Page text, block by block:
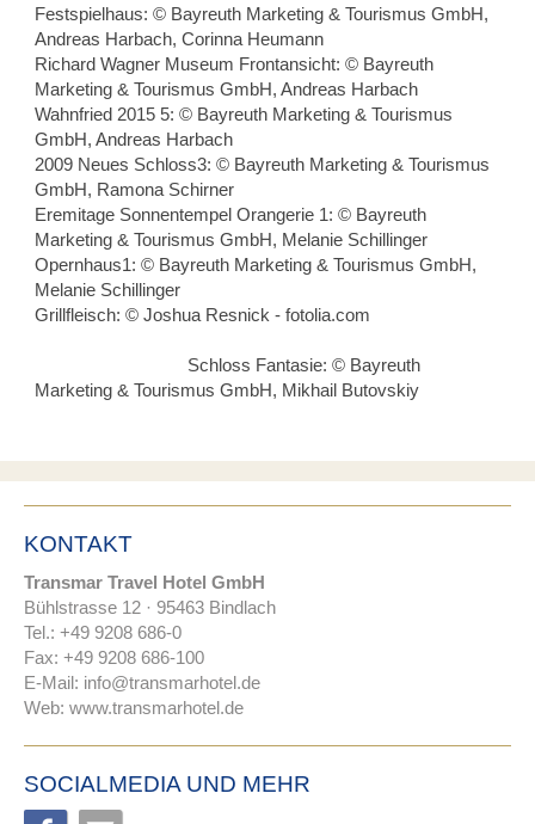
Festspielhaus: © Bayreuth Marketing & Tourismus GmbH,
Andreas Harbach, Corinna Heumann
Richard Wagner Museum Frontansicht: © Bayreuth
Marketing & Tourismus GmbH, Andreas Harbach
Wahnfried 2015 5: © Bayreuth Marketing & Tourismus
GmbH, Andreas Harbach
2009 Neues Schloss3: © Bayreuth Marketing & Tourismus
GmbH, Ramona Schirner
Eremitage Sonnentempel Orangerie 1: © Bayreuth
Marketing & Tourismus GmbH, Melanie Schillinger
Opernhaus1: © Bayreuth Marketing & Tourismus GmbH,
Melanie Schillinger
Grillfleisch: © Joshua Resnick - fotolia.com
Schloss Fantasie: © Bayreuth
Marketing & Tourismus GmbH, Mikhail Butovskiy
KONTAKT
Transmar Travel Hotel GmbH
Bühlstrasse 12 · 95463 Bindlach
Tel.: +49 9208 686-0
Fax: +49 9208 686-100
E-Mail: nf tr nsm rh t l d
Web: www.transmarhotel.de
SOCIALMEDIA UND MEHR